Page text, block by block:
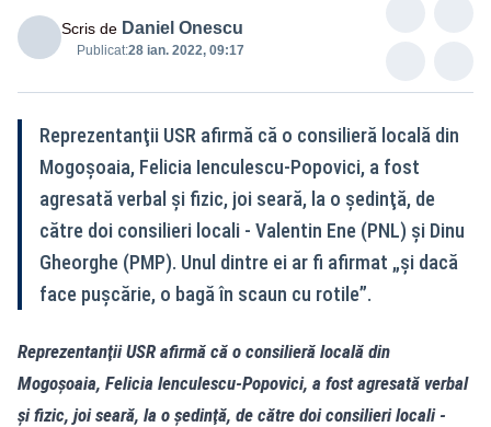
Scris de Daniel Onescu
Publicat:28 ian. 2022, 09:17
Reprezentanţii USR afirmă că o consilieră locală din
Mogoşoaia, Felicia Ienculescu-Popovici, a fost
agresată verbal şi fizic, joi seară, la o şedinţă, de
către doi consilieri locali - Valentin Ene (PNL) şi Dinu
Gheorghe (PMP). Unul dintre ei ar fi afirmat „şi dacă
face puşcărie, o bagă în scaun cu rotile”.
Reprezentanţii USR afirmă că o consilieră locală din
Mogoşoaia, Felicia Ienculescu-Popovici, a fost agresată verbal
şi fizic, joi seară, la o şedinţă, de către doi consilieri locali -